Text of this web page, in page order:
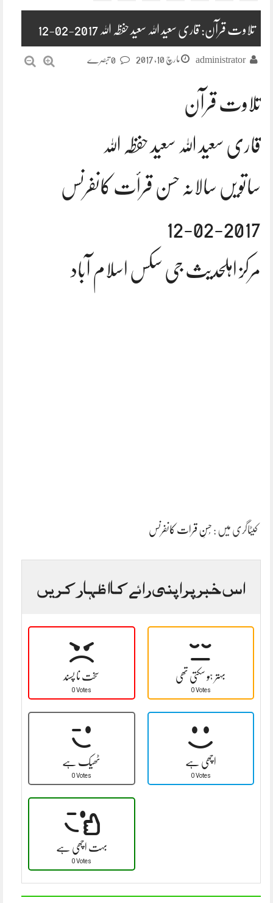
تلاوت قرآن: قاری سعید اللہ سعید حفظہ اللہ 2017-02-12
administrator مارچ 10, 2017
تلاوت قرآن
قاری سعید اللہ سعید حفظہ اللہ
ساتویں سالانہ حسن قرأت کانفرنس
12-02-2017
مرکز اہلحدیث جی سکس اسلام آباد
کیٹاگری میں : حُسنِ قرات کانفرنس
اس خبر پر اپنی رائے کا اظہار کریں
سخت نا پسند
0 Votes
بہتر ہو سکتی تھی
0 Votes
ٹھیک ہے
0 Votes
اچھی ہے
0 Votes
بہت اچھی ہے
0 Votes